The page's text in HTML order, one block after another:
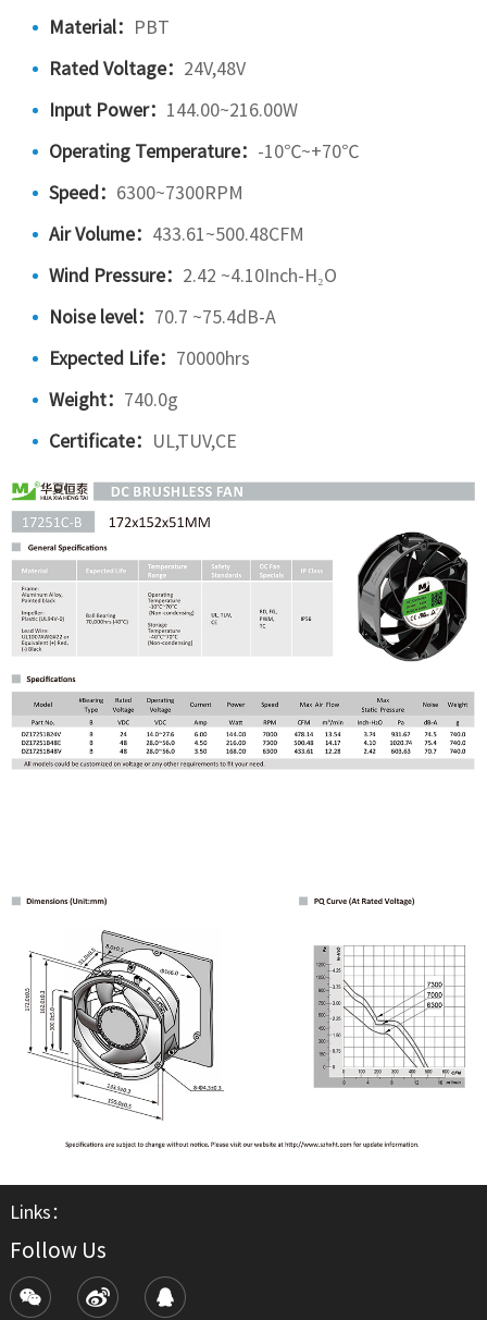
Material： PBT
Rated Voltage： 24V,48V
Input Power： 144.00~216.00W
Operating Temperature： -10℃~+70℃
Speed： 6300~7300RPM
Air Volume： 433.61~500.48CFM
Wind Pressure： 2.42 ~4.10Inch-H₂O
Noise level： 70.7 ~75.4dB-A
Expected Life： 70000hrs
Weight： 740.0g
Certificate： UL,TUV,CE
Links：
Follow Us